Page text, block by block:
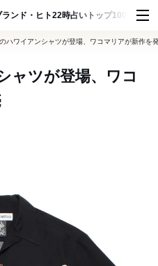
ランド・ヒト22時占い トップ100 スナッ
ハワイアンシャツが登場、ワコマリアが新作を
ャツが登場、ワコ